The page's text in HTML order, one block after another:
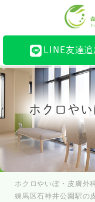
LINE友達追
ホクロや
ホクロやいぼ・皮膚外
練馬区石神井公園駅の